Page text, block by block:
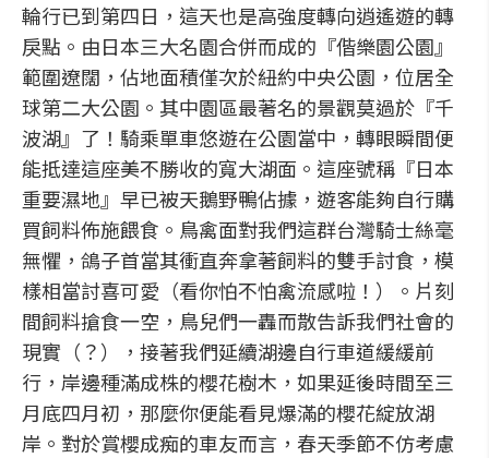
輪行已到第四日，這天也是高強度轉向逍遙遊的轉
戾點。由日本三大名園合併而成的『偕樂園公園』
範圍遼闊，佔地面積僅次於紐約中央公園，位居全
球第二大公園。其中園區最著名的景觀莫過於『千
波湖』了！騎乘單車悠遊在公園當中，轉眼瞬間便
能抵達這座美不勝收的寬大湖面。這座號稱『日本
重要濕地』早已被天鵝野鴨佔據，遊客能夠自行購
買飼料佈施餵食。鳥禽面對我們這群台灣騎士絲毫
無懼，鴿子首當其衝直奔拿著飼料的雙手討食，模
樣相當討喜可愛（看你怕不怕禽流感啦！）。片刻
間飼料搶食一空，鳥兒們一轟而散告訴我們社會的
現實（？），接著我們延續湖邊自行車道緩緩前
行，岸邊種滿成株的櫻花樹木，如果延後時間至三
月底四月初，那麼你便能看見爆滿的櫻花綻放湖
岸。對於賞櫻成痴的車友而言，春天季節不仿考慮